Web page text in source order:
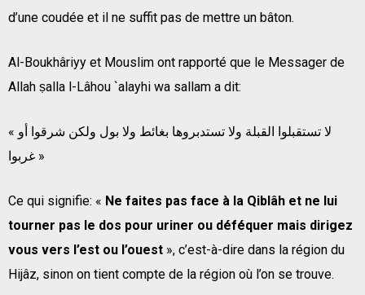
d’une coudée et il ne suffit pas de mettre un bâton.
Al-Boukhâriyy et Mouslim ont rapporté que le Messager de
Allah ṣalla l-Lâhou `alayhi wa sallam a dit:
« لا تستقبلوا القبلة ولا تستدبروها بغائط ولا بول ولكن شرقوا أو
غربوا »
Ce qui signifie: « Ne faites pas face à la Qiblâh et ne lui
tourner pas le dos pour uriner ou déféquer mais dirigez
vous vers l’est ou l’ouest », c’est-à-dire dans la région du
Hijâz, sinon on tient compte de la région où l’on se trouve.